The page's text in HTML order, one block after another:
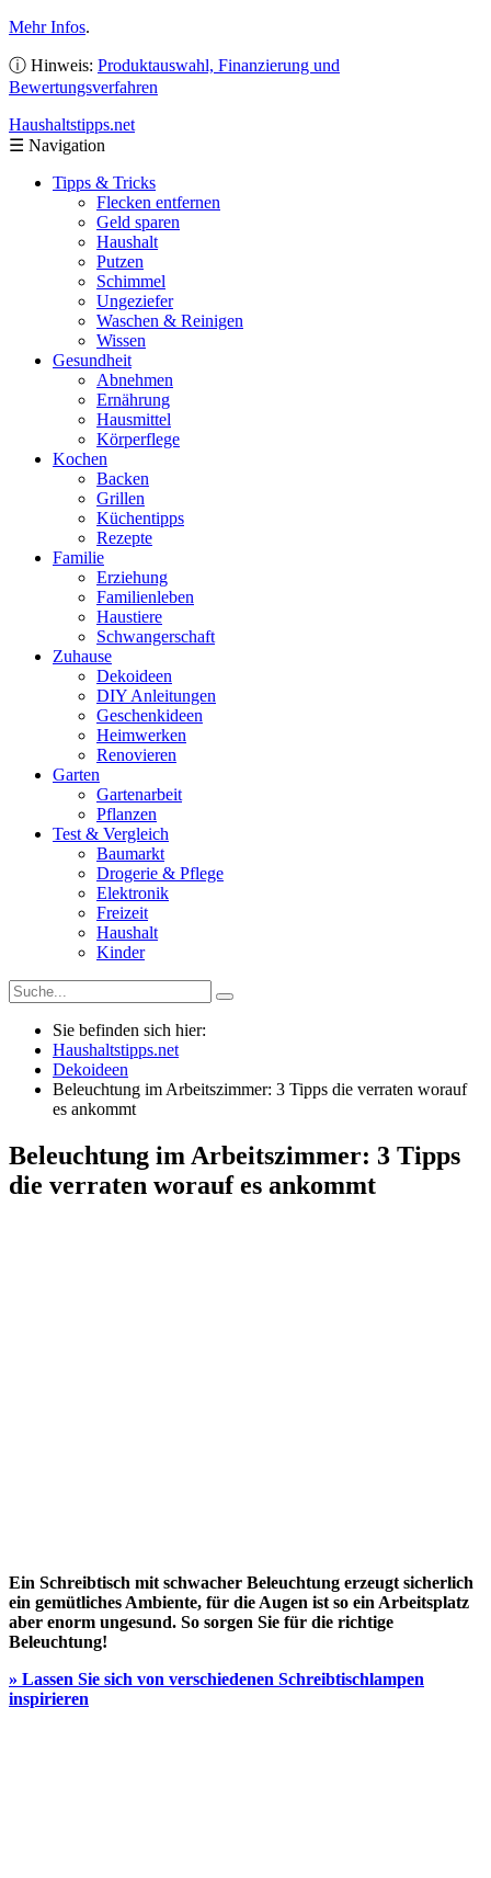
Mehr Infos.
ⓘ Hinweis: Produktauswahl, Finanzierung und
Bewertungsverfahren
Haushaltstipps.net
☰ Navigation
Tipps & Tricks
Flecken entfernen
Geld sparen
Haushalt
Putzen
Schimmel
Ungeziefer
Waschen & Reinigen
Wissen
Gesundheit
Abnehmen
Ernährung
Hausmittel
Körperflege
Kochen
Backen
Grillen
Küchentipps
Rezepte
Familie
Erziehung
Familienleben
Haustiere
Schwangerschaft
Zuhause
Dekoideen
DIY Anleitungen
Geschenkideen
Heimwerken
Renovieren
Garten
Gartenarbeit
Pflanzen
Test & Vergleich
Baumarkt
Drogerie & Pflege
Elektronik
Freizeit
Haushalt
Kinder
Sie befinden sich hier:
Haushaltstipps.net
Dekoideen
Beleuchtung im Arbeitszimmer: 3 Tipps die verraten worauf
es ankommt
Beleuchtung im Arbeitszimmer: 3 Tipps
die verraten worauf es ankommt
Ein Schreibtisch mit schwacher Beleuchtung erzeugt sicherlich
ein gemütliches Ambiente, für die Augen ist so ein Arbeitsplatz
aber enorm ungesund. So sorgen Sie für die richtige
Beleuchtung!
» Lassen Sie sich von verschiedenen Schreibtischlampen
inspirieren